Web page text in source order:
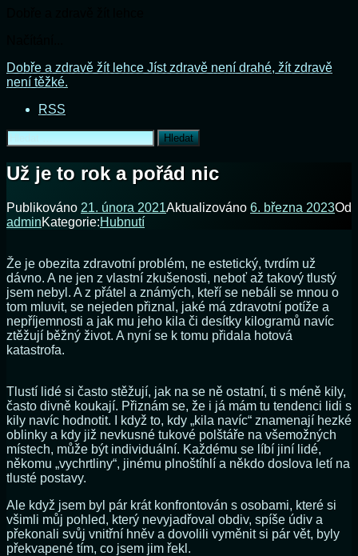
Přejít
k
webu
Dobře a zdravě žít lehce Jíst zdravě není drahé, žít zdravě
není těžké.
RSS
Vyhledávání
Už je to rok a pořád nic
Publikováno 21. února 2021Aktualizováno 6. března 2023Od
adminKategorie:Hubnutí
Že je obezita zdravotní problém, ne estetický, tvrdím už
dávno. A ne jen z vlastní zkušenosti, neboť až takový tlustý
jsem nebyl. A z přátel a známých, kteří se nebáli se mnou o
tom mluvit, se nejeden přiznal, jaké má zdravotní potíže a
nepříjemnosti a jak mu jeho kila či desítky kilogramů navíc
ztěžují běžný život. A nyní se k tomu přidala hotová
katastrofa.
Tlustí lidé si často stěžují, jak na se ně ostatní, ti s méně kily,
často divně koukají. Přiznám se, že i já mám tu tendenci lidi s
kily navíc hodnotit. I když to, kdy „kila navíc“ znamenají hezké
oblinky a kdy již nevkusné tukové polštáře na všemožných
místech, může být individuální. Každému se líbí jiní lidé,
někomu „vychrtliny“, jinému plnoštíhlí a někdo doslova letí na
tlusté postavy.
Ale když jsem byl pár krát konfrontován s osobami, které si
všimli můj pohled, který nevyjadřoval obdiv, spíše údiv a
překonali svůj vnitřní hněv a dovolili vyměnit si pár vět, byly
překvapené tím, co jsem jim řekl.